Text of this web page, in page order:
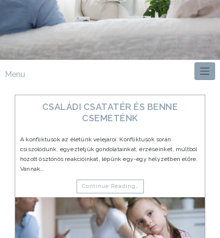
Menu
CSALÁDI CSATATÉR ÉS BENNE
CSEMETÉNK
A konfliktusok az életünk velejárói. Konfliktusok során
csiszolódunk, egyeztetjük gondolatainkat, érzéseinket, múltból
hozott ösztönös reakcióinkat, lépünk egy-egy helyzetben előre.
Vannak…
Continue Reading…